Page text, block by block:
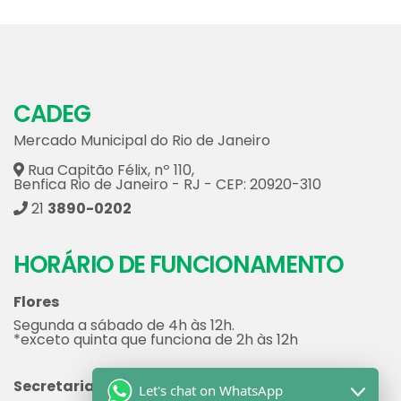
CADEG
Mercado Municipal do Rio de Janeiro
Rua Capitão Félix, nº 110,
Benfica Rio de Janeiro - RJ - CEP: 20920-310
21 3890-0202
HORÁRIO DE FUNCIONAMENTO
Flores
Segunda a sábado de 4h às 12h.
*exceto quinta que funciona de 2h às 12h
Secretaria
Let's chat on WhatsApp